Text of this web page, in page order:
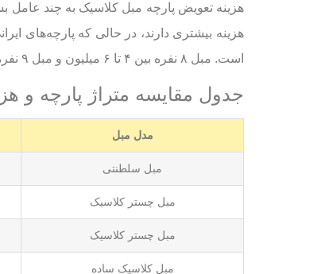
هزینه تعویض پارچه مبل کلاسیک به چند عامل
است. مبل ۸ نفره بین ۴ تا ۶ میلیون و مبل ۹ نفره بین ۵ تا ۷ میلیون تومان هزینه دارد.
جدول مقایسه متراژ پارچه و
مدل مبل
مبل سلطنتی
مبل چستر کلاسیک
مبل چستر کلاسیک
مبل کلاسیک ساده